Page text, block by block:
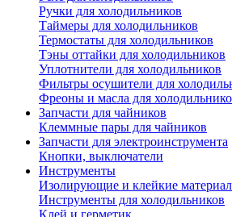
Ручки для холодильников
Таймеры для холодильников
Термостаты для холодильников
Тэны оттайки для холодильников
Уплотнители для холодильников
Фильтры осушители для
Фреоны и масла для
Запчасти для чайников
Клеммные пары для чайников
Запчасти для электроинструмента
Кнопки, выключатели
Инструменты
Изолирующие и клейкие
Инструменты для холодильников
Клей и герметик